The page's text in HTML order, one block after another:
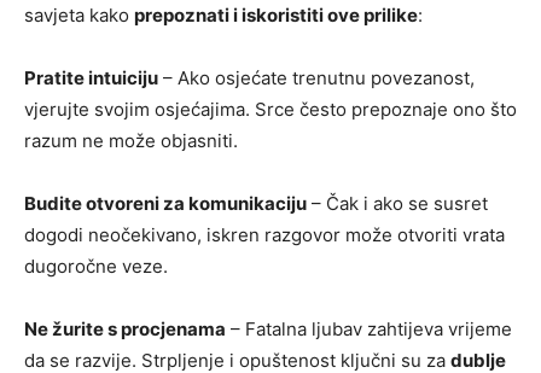
savjeta kako prepoznati i iskoristiti ove prilike:
Pratite intuiciju – Ako osjećate trenutnu povezanost,
vjerujte svojim osjećajima. Srce često prepoznaje ono što
razum ne može objasniti.
Budite otvoreni za komunikaciju – Čak i ako se susret
dogodi neočekivano, iskren razgovor može otvoriti vrata
dugoročne veze.
Ne žurite s procjenama – Fatalna ljubav zahtijeva vrijeme
da se razvije. Strpljenje i opuštenost ključni su za dublje